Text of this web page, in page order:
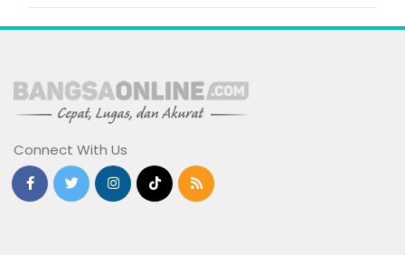
Connect With Us